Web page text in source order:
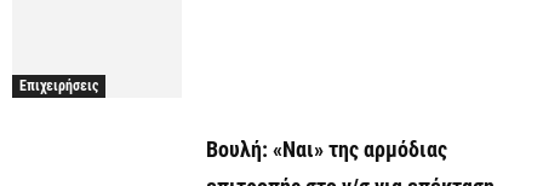
Επιχειρήσεις
Βουλή: «Ναι» της αρμόδιας